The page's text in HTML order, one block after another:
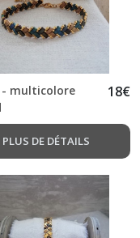
- multicolore
18€
PLUS DE DÉTAILS